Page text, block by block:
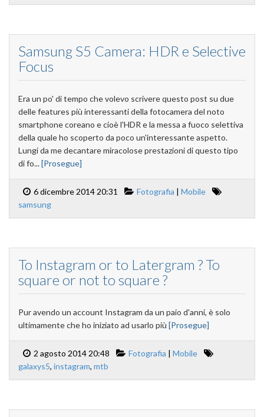
Samsung S5 Camera: HDR e Selective
Focus
Era un po' di tempo che volevo scrivere questo post su due
delle features più interessanti della fotocamera del noto
smartphone coreano e cioè l'HDR e la messa a fuoco selettiva
della quale ho scoperto da poco un'interessante aspetto.
Lungi da me decantare miracolose prestazioni di questo tipo
di fo...[Prosegue]
6 dicembre 2014 20:31 Fotografia | Mobile
samsung
To Instagram or to Latergram ? To
square or not to square ?
Pur avendo un account Instagram da un paio d'anni, è solo
ultimamente che ho iniziato ad usarlo più [Prosegue]
2 agosto 2014 20:48 Fotografia | Mobile
galaxys5, instagram, mtb